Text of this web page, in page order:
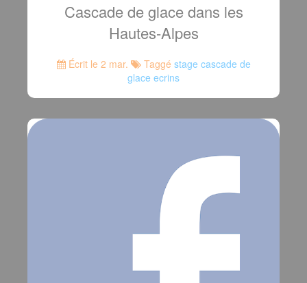
Cascade de glace dans les
Hautes-Alpes
Écrit le 2 mar. Taggé stage cascade de
glace ecrins